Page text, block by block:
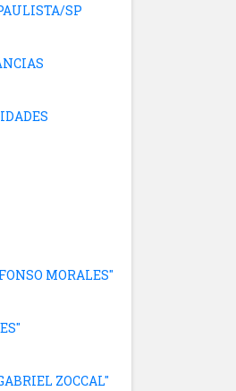
SP
MORALES"
ZOCCAL"